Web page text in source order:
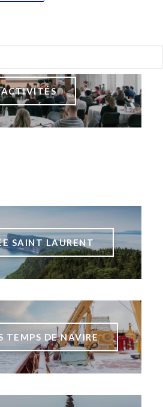
ACTIVITÉS
SAINT LAURENT
TEMPS DE NAVIRE